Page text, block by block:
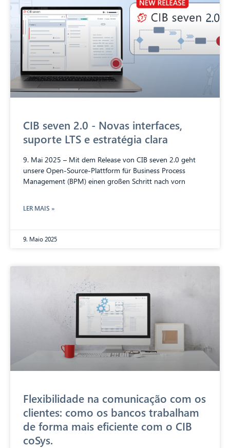
CIB seven 2.0 - Novas interfaces,
suporte LTS e estratégia clara
9. Mai 2025 – Mit dem Release von CIB seven 2.0 geht
unsere Open-Source-Plattform für Business Process
Management (BPM) einen großen Schritt nach vorn
LER MAIS »
9. Maio 2025
Flexibilidade na comunicação com os
clientes: como os bancos trabalham
de forma mais eficiente com o CIB
coSys.
CIB AI ChatBot
Olá! O que posso fazer por si?